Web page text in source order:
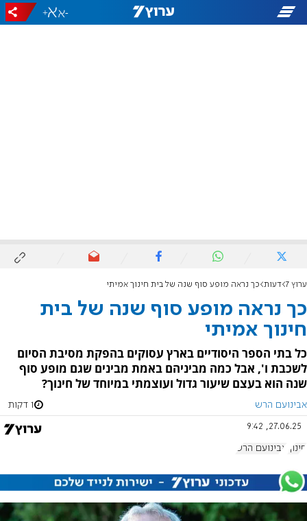
-
+
ערוץ 7 דעות כך נראה מופע סוף שנה של בית חינוך אמיתי
כך נראה מופע סוף שנה של בית
חינוך אמיתי
כל בתי הספר היסודיים בארץ עסוקים בהפקת מסיבת הסיום
לשכבת ו', אבל כמה מביניהם באמת מבינים שגם מופע סוף
שנה הוא בעצם שיעור גדול ועוצמתי במיוחד של חינוך?
אבינועם הרש 1 דקות
27.06.25, 9:42
חינוך אבינועם הרש